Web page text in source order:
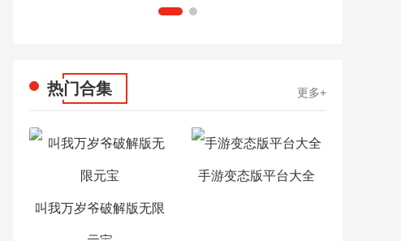
热门合集 更多+
叫我万岁爷破解版无限
手游变态版平台大全